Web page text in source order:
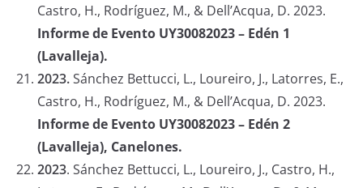
Castro, H., Rodríguez, M., & Dell’Acqua, D. 2023.
Informe de Evento UY30082023 – Edén 1
(Lavalleja).
2023.Sánchez Bettucci, L., Loureiro, J., Latorres, E.,
Castro, H., Rodríguez, M., & Dell’Acqua, D. 2023.
Informe de Evento UY30082023 – Edén 2
(Lavalleja), Canelones.
2023. Sánchez Bettucci, L., Loureiro, J., Castro, H.,